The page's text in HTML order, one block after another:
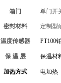
箱门 单门开
密封材料 定制型
温度传感器 PT100
保 温 层 保温材
加热方式 电加热